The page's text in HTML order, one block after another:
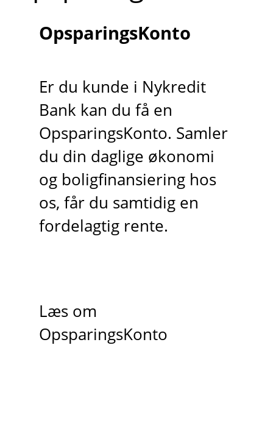
OpsparingsKonto
Er du kunde i Nykredit
Bank kan du få en
OpsparingsKonto. Samler
du din daglige økonomi
og boligfinansiering hos
os, får du samtidig en
fordelagtig rente.
Læs om
OpsparingsKonto